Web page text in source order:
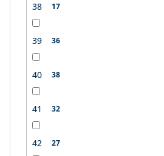
38 17
39 36
40 38
41 32
42 27